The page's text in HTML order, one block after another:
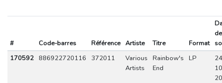
# Code-barres Référence Artiste Titre Format
de
170592
886922720116 372011
Various
Artists
Rainbow's
End
LP